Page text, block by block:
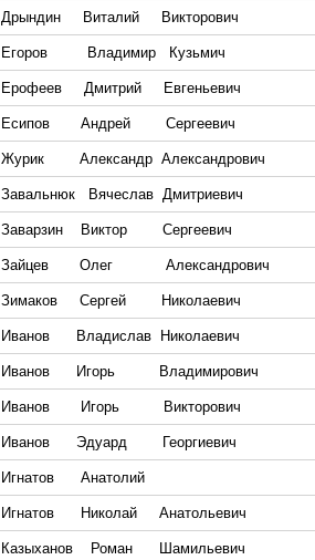
Дрындин Виталий Викторович
Егоров Владимир Кузьмич
Ерофеев Дмитрий Евгеньевич
Есипов Андрей Сергеевич
Журик Александр Александрович
Завальнюк Вячеслав Дмитриевич
Заварзин Виктор Сергеевич
Зайцев Олег Александрович
Зимаков Сергей Николаевич
Иванов Владислав Николаевич
Иванов Игорь Владимирович
Иванов Игорь Викторович
Иванов Эдуард Георгиевич
Игнатов Анатолий
Игнатов Николай Анатольевич
Казыханов Роман Шамильевич